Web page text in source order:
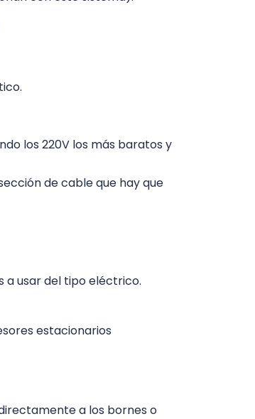
los 220V los más baratos y
de cable que hay que
a usar del tipo eléctrico.
estacionarios
a los bornes o